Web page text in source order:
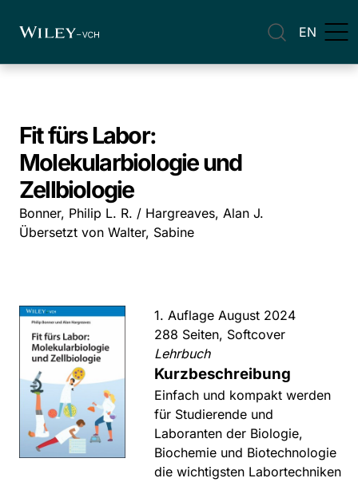
EN
Fit fürs Labor:
Molekularbiologie und
Zellbiologie
Bonner, Philip L. R. / Hargreaves, Alan J.
Übersetzt von Walter, Sabine
1. Auflage August 2024
288 Seiten, Softcover
Lehrbuch
Kurzbeschreibung
Einfach und kompakt werden
für Studierende und
Laboranten der Biologie,
Biochemie und Biotechnologie
die wichtigsten Labortechniken